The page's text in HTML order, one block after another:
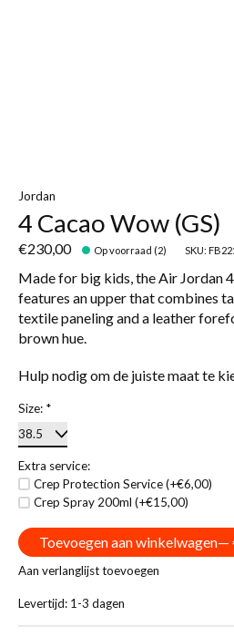
Jordan
4 Cacao Wow (GS)
€230,00 Op voorraad (2) SKU:
Made for big kids, the Air Jordan 4
features an upper that combines
textile paneling and a leather
brown hue.
Hulp nodig om de juiste maat te
Size: *
Extra service:
Crep Protection Service (+€6,00)
Crep Spray 200ml (+€15,00)
Toevoegen aan winkelwagen
Aan verlanglijst toevoegen
Levertijd: 1-3 dagen